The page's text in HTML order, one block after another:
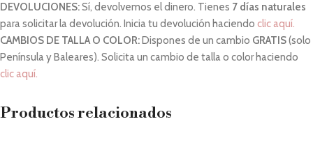
DEVOLUCIONES:Sí, devolvemos el dinero. Tienes 7 días naturales
para solicitar la devolución. Inicia tu devolución haciendo clic aquí.
CAMBIOS DE TALLA O COLOR: Dispones de un cambio GRATIS(solo
Península y Baleares). Solicita un cambio de talla o color haciendo
clic aquí.
Productos relacionados